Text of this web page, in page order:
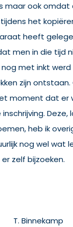
maar ook omdat
het
heeft
men in die tijd
met inkt
zijn ontstaan.
moment dat er
Deze,
heb ik
nog wel wat
zelf bijzoeken.
T. Binnekamp